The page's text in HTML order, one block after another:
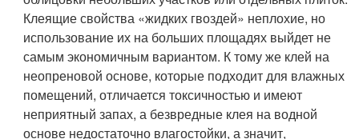
Клеящие свойства «жидких гвоздей» неплохие, но
использование их на больших площадях выйдет не
самым экономичным вариантом. К тому же клей на
неопреновой основе, которые подходит для влажных
помещений, отличается токсичностью и имеют
неприятный запах, а безвредные клея на водной
основе недостаточно влагостойки, а значит,